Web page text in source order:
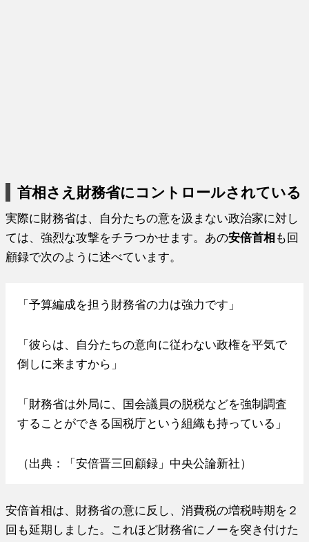
首相さえ財務省にコントロールされている
実際に財務省は、自分たちの意を汲まない政治家に対し
ては、強烈な攻撃をチラつかせます。あの安倍首相 も回
顧録で次のように述べています。
「予算編成を担う財務省の力は強力です」
「彼らは、自分たちの意向に従わない政権を平気で
倒しに来ますから」
「財務省は外局に、国会議員の脱税などを強制調査
することができる国税庁という組織も持っている」
（出典：「安倍晋三回顧録」中央公論新社）
安倍首相は、財務省の意に反し、消費税の増税時期を２
回も延期しました。これほど財務省にノーを突き付けた